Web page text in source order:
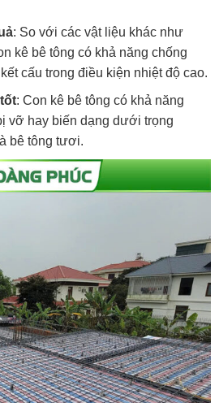
: So với các vật liệu khác như
kê bê tông có khả năng chống
cấu trong điều kiện nhiệt độ cao.
: Con kê bê tông có khả năng
vỡ hay biến dạng dưới trọng
bê tông tươi.